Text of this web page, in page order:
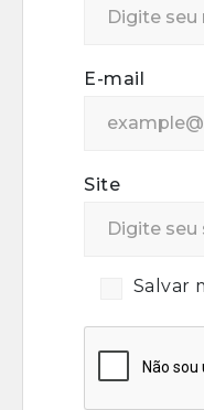
E-mail
Site
Salvar